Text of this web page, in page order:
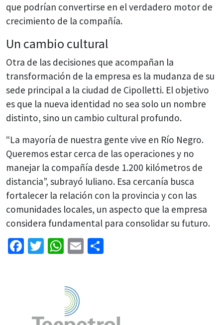
que podrían convertirse en el verdadero motor de
crecimiento de la compañía.
Un cambio cultural
Otra de las decisiones que acompañan la
transformación de la empresa es la mudanza de su
sede principal a la ciudad de Cipolletti. El objetivo
es que la nueva identidad no sea solo un nombre
distinto, sino un cambio cultural profundo.
“La mayoría de nuestra gente vive en Río Negro.
Queremos estar cerca de las operaciones y no
manejar la compañía desde 1.200 kilómetros de
distancia”, subrayó Iuliano. Esa cercanía busca
fortalecer la relación con la provincia y con las
comunidades locales, un aspecto que la empresa
considera fundamental para consolidar su futuro.
Facebook
Twitter
WhatsApp
Email